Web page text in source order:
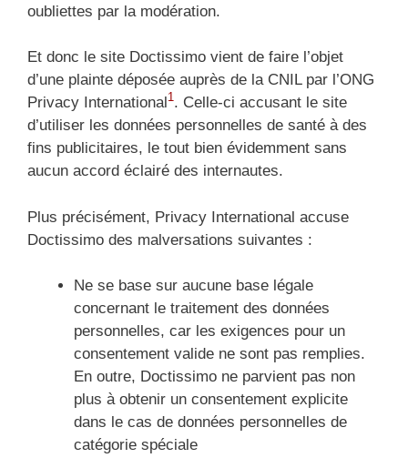
oubliettes par la modération.
Et donc le site Doctissimo vient de faire l’objet
d’une plainte déposée auprès de la CNIL par l’ONG
Privacy International1. Celle-ci accusant le site
d’utiliser les données personnelles de santé à des
fins publicitaires, le tout bien évidemment sans
aucun accord éclairé des internautes.
Plus précisément, Privacy International accuse
Doctissimo des malversations suivantes :
Ne se base sur aucune base légale
concernant le traitement des données
personnelles, car les exigences pour un
consentement valide ne sont pas remplies.
En outre, Doctissimo ne parvient pas non
plus à obtenir un consentement explicite
dans le cas de données personnelles de
catégorie spéciale